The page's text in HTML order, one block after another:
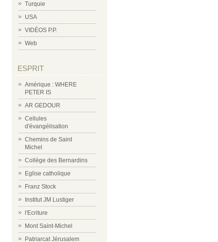
Turquie
USA
VIDÉOS P.P.
Web
ESPRIT
Amérique : WHERE
PETER IS
AR GEDOUR
Cellules
d'évangélisation
Chemins de Saint
Michel
Collège des Bernardins
Eglise catholique
Franz Stock
Institut JM Lustiger
l'Ecriture
Mont Saint-Michel
Patriarcat Jérusalem